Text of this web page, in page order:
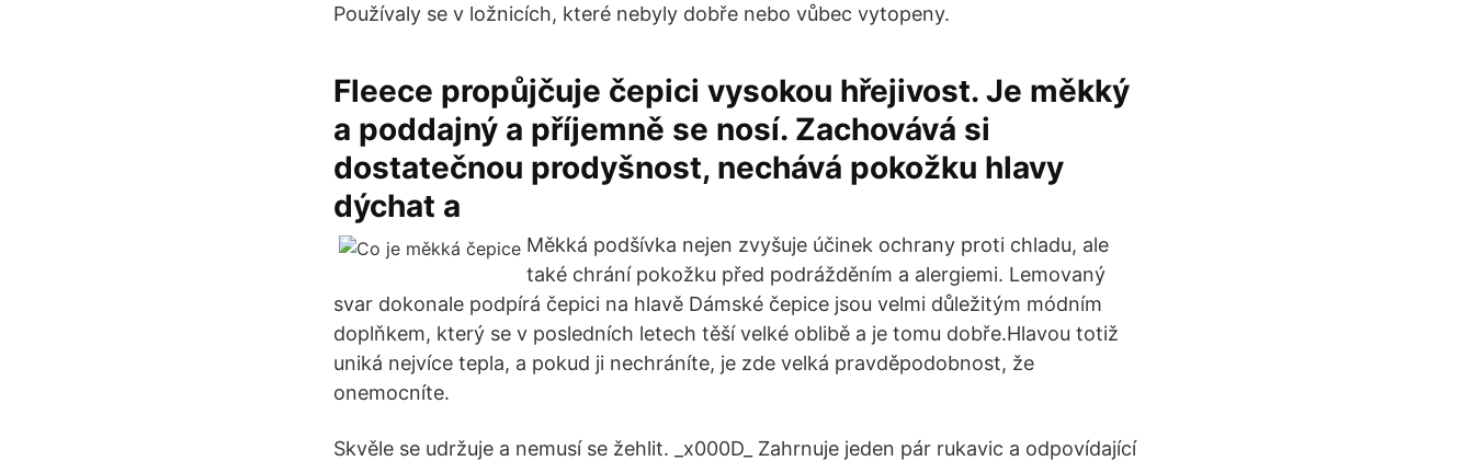
Používaly se v ložnicích, které nebyly dobře nebo vůbec vytopeny.
Fleece propůjčuje čepici vysokou hřejivost. Je měkký
a poddajný a příjemně se nosí. Zachovává si
dostatečnou prodyšnost, nechává pokožku hlavy
dýchat a
Měkká podšívka nejen zvyšuje účinek ochrany proti chladu, ale
také chrání pokožku před podrážděním a alergiemi. Lemovaný
svar dokonale podpírá čepici na hlavě Dámské čepice jsou velmi důležitým módním
doplňkem, který se v posledních letech těší velké oblibě a je tomu dobře.Hlavou totiž
uniká nejvíce tepla, a pokud ji nechráníte, je zde velká pravděpodobnost, že
onemocníte.
Skvěle se udržuje a nemusí se žehlit. _x000D_ Zahrnuje jeden pár rukavic a odpovídající